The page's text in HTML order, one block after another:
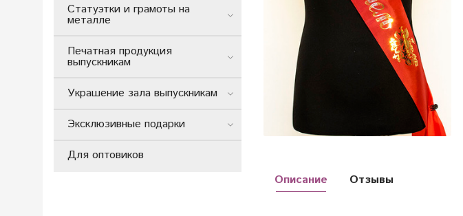
Описание Отзывы
Статуэтки и грамоты на
металле
Печатная продукция
выпускникам
Украшение зала выпускникам
Эксклюзивные подарки
Для оптовиков